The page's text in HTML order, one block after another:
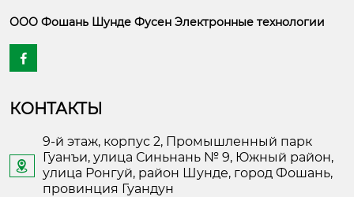
ООО Фошань Шунде Фусен Электронные технологии

КОНТАКТЫ

9-й этаж, корпус 2, Промышленный парк
Гуанъи, улица Синьнань № 9, Южный район,
улица Ронгуй, район Шунде, город Фошань,
провинция Гуандун